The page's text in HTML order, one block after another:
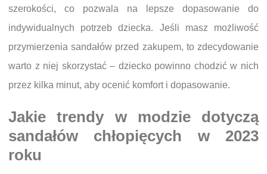
szerokości, co pozwala na lepsze dopasowanie do
indywidualnych potrzeb dziecka. Jeśli masz możliwość
przymierzenia sandałów przed zakupem, to zdecydowanie
warto z niej skorzystać – dziecko powinno chodzić w nich
przez kilka minut, aby ocenić komfort i dopasowanie.
Jakie trendy w modzie dotyczą
sandałów chłopięcych w 2023
roku